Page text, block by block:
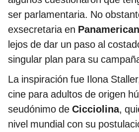
ser parlamentaria. No
exsecretaria en
lejos de dar un paso al
singular plan para su
La inspiración fue Ilona
cine para adultos de origen
seudónimo de Cicciolina,
nivel mundial con su